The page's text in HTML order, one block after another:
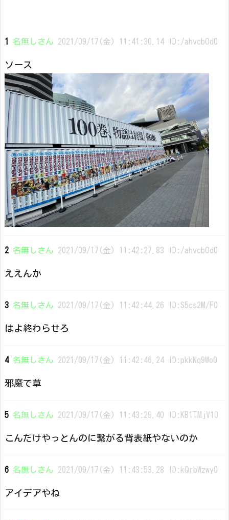
1 名無しさん 2021/09/17(金) 11:41:30.14 ID:/ahvcbOd0
ソース
2 名無しさん 2021/09/17(金) 11:42:27.83 ID:/ahvcbOd0
ええんか
3 名無しさん 2021/09/17(金) 11:42:44.26 ID:S5cs2M/F0
はよ終わらせろ
4 名無しさん 2021/09/17(金) 11:42:46.24 ID:pkkNq9Wo0
邪魔で草
5 名無しさん 2021/09/17(金) 11:43:29.40 ID:KB1TMjV10
こんだけやっとんのに繋がる背表紙やないのか
6 名無しさん 2021/09/17(金) 11:43:53.28 ID:kQrbWzwy0
アイデアやね